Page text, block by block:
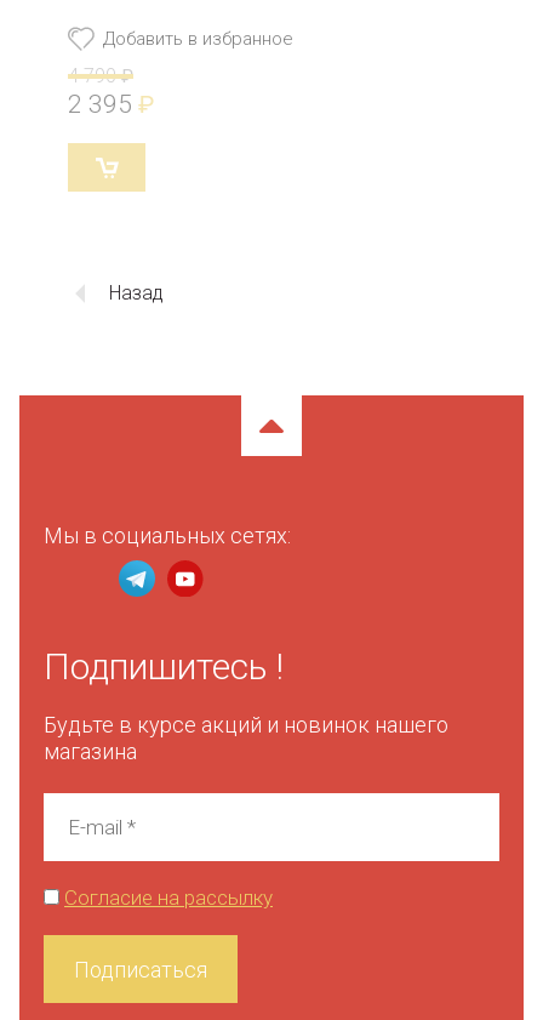
Добавить в избранное
4 790 ₽
2 395 ₽
Назад
Подпишитесь !
Будьте в курсе акций и новинок нашего
магазина
Согласие на рассылку
Подписаться
Мы в социальных сетях: